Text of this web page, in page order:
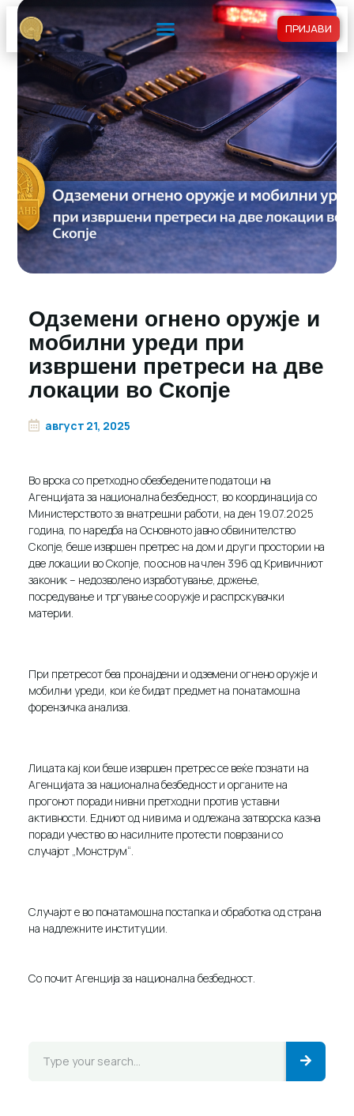
ПРИЈАВИ
Одземени огнено оружје и
мобилни уреди при
извршени претреси на две
локации во Скопје
август 21, 2025
Во врска со претходно обезбедените податоци на
Агенцијата за национална безбедност, во координација со
Министерството за внатрешни работи, на ден 19.07.2025
година, по наредба на Основното јавно обвинителство
Скопје, беше извршен претрес на дом и други простории на
две локации во Скопје, по основ на член 396 од Кривичниот
законик – недозволено изработување, држење,
посредување и тргување со оружје и распрскувачки
материи.
При претресот беа пронајдени и одземени огнено оружје и
мобилни уреди, кои ќе бидат предмет на понатамошна
форензичка анализа.
Лицата кај кои беше извршен претрес се веќе познати на
Агенцијата за национална безбедност и органите на
прогонот поради нивни претходни против уставни
активности. Едниот од нив има и одлежана затворска казна
поради учество во насилните протести поврзани со
случајот „Монструм“.
Случајот е во понатамошна постапка и обработка од страна
на надлежните институции.
Со почит Агенција за национална безбедност.